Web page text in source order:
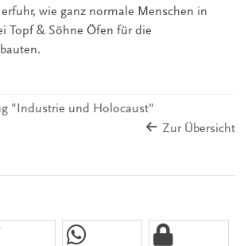
wie ganz normale Menschen in
Topf & Söhne Öfen für die
"Industrie und Holocaust"
Zur Übersicht